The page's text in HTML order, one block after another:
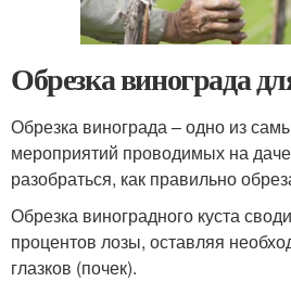
Обрезка винограда
Обрезка винограда – одно из
мероприятий проводимых на
разобраться, как правильно
Обрезка виноградного куста
процентов лозы, оставляя
глазков (почек).